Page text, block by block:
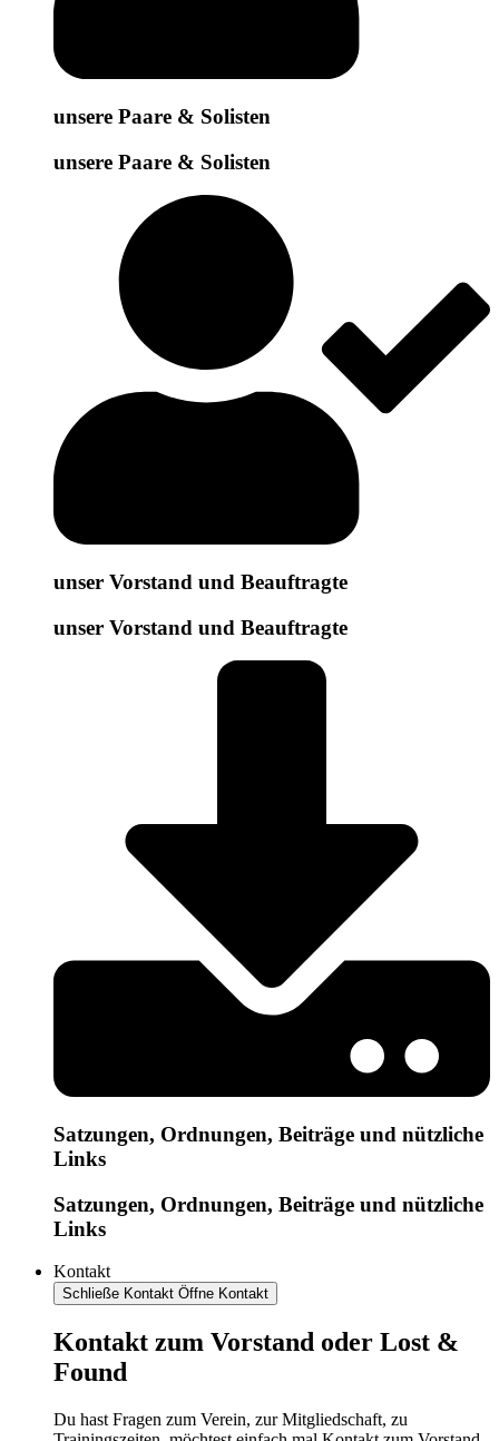
unsere Paare & Solisten
unsere Paare & Solisten
unser Vorstand und Beauftragte
unser Vorstand und Beauftragte
Satzungen, Ordnungen, Beiträge und nützliche
Links
Satzungen, Ordnungen, Beiträge und nützliche
Links
Kontakt
Schließe Kontakt Öffne Kontakt
Kontakt zum Vorstand oder Lost &
Found
Du hast Fragen zum Verein, zur Mitgliedschaft, zu